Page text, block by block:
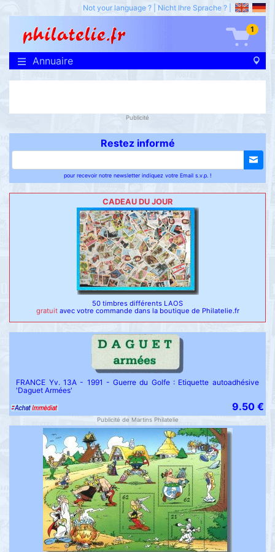
Not your language ? Nicht Ihre Sprache ?
1
Annuaire
Publicité
Restez informé
pour recevoir notre newsletter indiquez votre Email s.v.p. !
CADEAU DU JOUR
50 timbres différents LAOS
gratuit avec votre commande dans la boutique de Philatelie.fr
FRANCE Yv. 13A - 1991 - Guerre du Golfe : Etiquette autoadhésive
'Daguet Armées'
9.50 €
Publicité de Martins Philatelie